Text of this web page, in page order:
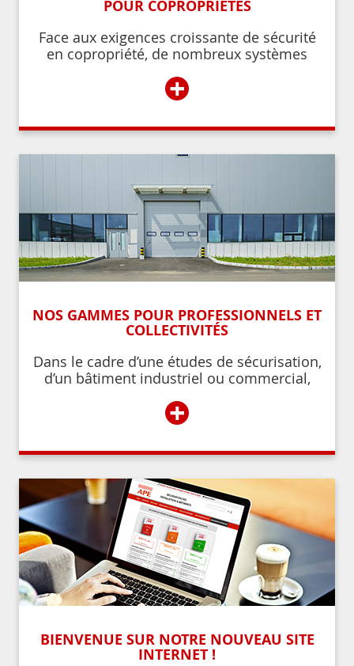
POUR COPROPRIÉTÉS
Face aux exigences croissante de sécurité
en copropriété, de nombreux systèmes
l’accès à l’immeuble aux résidents ou aux
personnes autorisées par ces derniers.
+
NOS GAMMES POUR PROFESSIONNELS ET
COLLECTIVITÉS
Dans le cadre d’une études de sécurisation,
d’un bâtiment industriel ou commercial,
+
BIENVENUE SUR NOTRE NOUVEAU SITE
INTERNET !